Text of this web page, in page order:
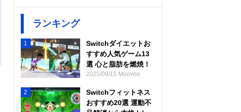
ランキング
1
Switchダイエットお
すすめ人気ゲーム13
選 心と脂肪を燃焼！
2025/09/15 Moovoo
2
Switchフィットネス
おすすめ20選 運動不